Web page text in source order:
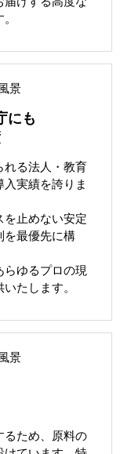
にも
れる法人・教育
実績を誇りま
を止めない安定
を最優先に構
ゆるプロの現
たします。
るため、原料の